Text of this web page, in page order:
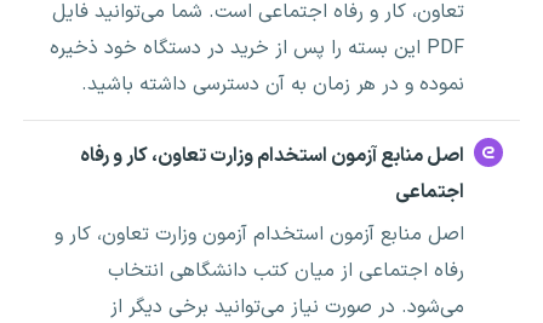
تعاون، کار و رفاه اجتماعی است. شما می‌توانید فایل
PDF این بسته را پس از خرید در دستگاه خود ذخیره
نموده و در هر زمان به آن دسترسی داشته باشید.
اصل منابع آزمون استخدام وزارت تعاون، کار و رفاه
اجتماعی
اصل منابع آزمون استخدام آزمون وزارت تعاون، کار و
رفاه اجتماعی از میان کتب دانشگاهی انتخاب
می‌شود. در صورت نیاز می‌توانید برخی دیگر از